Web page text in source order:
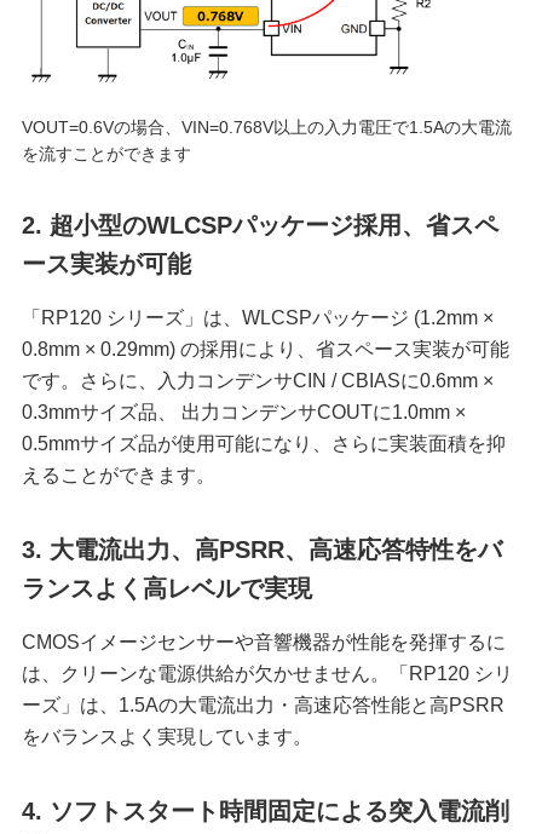
VOUT=0.6Vの場合、VIN=0.768V以上の入力電圧で1.5Aの大電流
を流すことができます
2. 超小型のWLCSPパッケージ採用、省スペ
ース実装が可能
「RP120 シリーズ」は、WLCSPパッケージ (1.2mm ×
0.8mm × 0.29mm) の採用により、省スペース実装が可能
です。さらに、入力コンデンサCIN / CBIASに0.6mm ×
0.3mmサイズ品、 出力コンデンサCOUTに1.0mm ×
0.5mmサイズ品が使用可能になり、さらに実装面積を抑
えることができます。
3. 大電流出力、高PSRR、高速応答特性をバ
ランスよく高レベルで実現
CMOSイメージセンサーや音響機器が性能を発揮するに
は、クリーンな電源供給が欠かせません。「RP120 シリ
ーズ」は、1.5Aの大電流出力・高速応答性能と高PSRR
をバランスよく実現しています。
4. ソフトスタート時間固定による突入電流削